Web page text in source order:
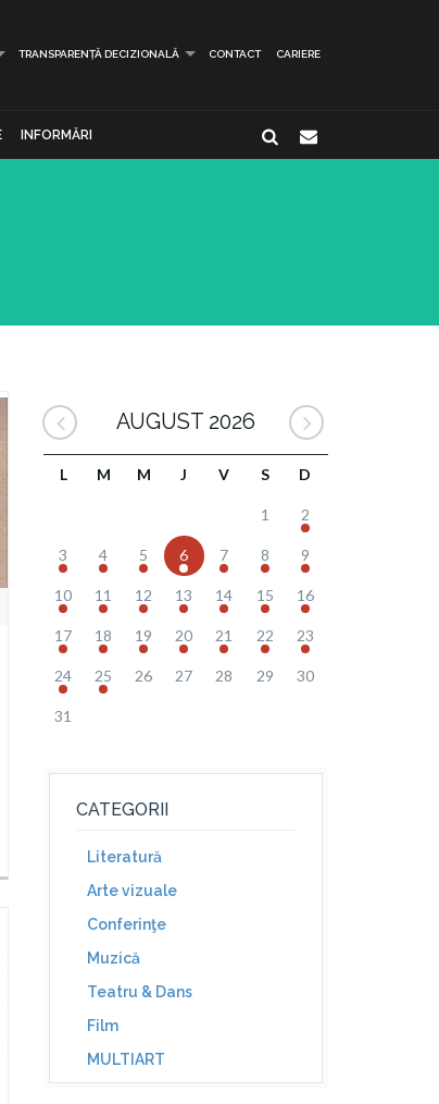
TRANSPARENȚĂ DECIZIONALĂ CONTACT CARIERE
INFORMĂRI
AUGUST 2026
L M M J V S D
1 2
3 4 5 6 7 8 9
10 11 12 13 14 15 16
17 18 19 20 21 22 23
24 25 26 27 28 29 30
31
CATEGORII
Literatură
Arte vizuale
Conferinţe
Muzică
Teatru & Dans
Film
MULTIART